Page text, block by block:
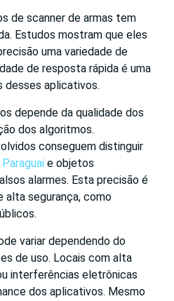
de scanner de armas tem
Estudos mostram que eles
uma variedade de
de resposta rápida é uma
desses aplicativos.
depende da qualidade dos
dos algoritmos.
conseguem distinguir
e objetos
alarmes. Esta precisão é
alta segurança, como
variar dependendo do
de uso. Locais com alta
interferências eletrônicas
dos aplicativos. Mesmo